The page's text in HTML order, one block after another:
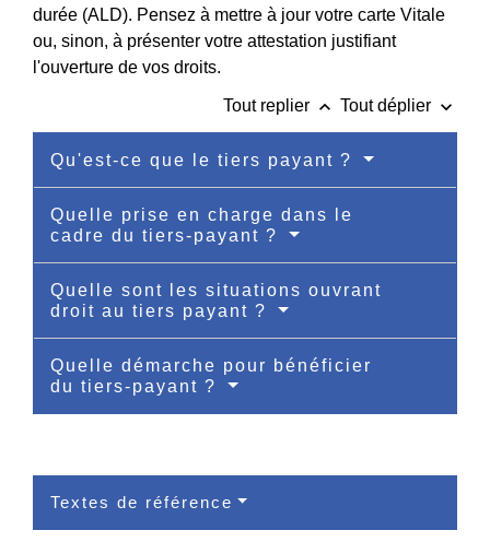
durée (ALD). Pensez à mettre à jour votre carte Vitale
ou, sinon, à présenter votre attestation justifiant
l'ouverture de vos droits.
Tout replier keyboard_arrow_up Tout déplier keyboard_arrow_down
Qu'est-ce que le tiers payant ?
Quelle prise en charge dans le
cadre du tiers-payant ?
Quelle sont les situations ouvrant
droit au tiers payant ?
Quelle démarche pour bénéficier
du tiers-payant ?
Textes de référence